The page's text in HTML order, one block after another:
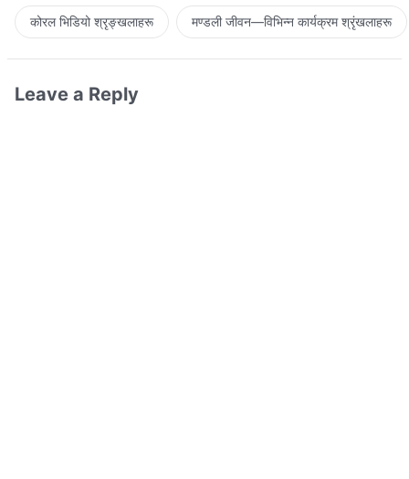
कोरल भिडियो श्रृङ्खलाहरू मण्डली जीवन—विभिन्‍न कार्यक्रम श्रृंखलाहरू
Leave a Reply